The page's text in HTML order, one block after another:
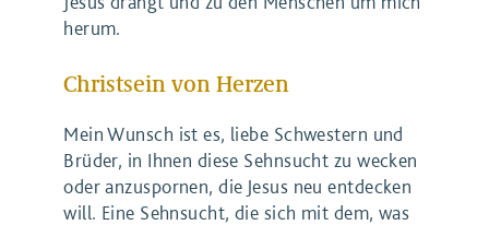
herum.
Christsein von Herzen
Mein Wunsch ist es, liebe Schwestern und
Brüder, in Ihnen diese Sehnsucht zu wecken
oder anzuspornen, die Jesus neu entdecken
will. Eine Sehnsucht, die sich mit dem, was